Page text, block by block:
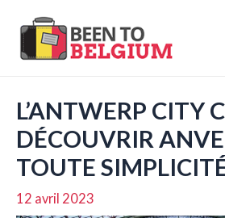
contenu
L’ANTWERP CITY
DÉCOUVRIR
TOUTE
12 avril 2023